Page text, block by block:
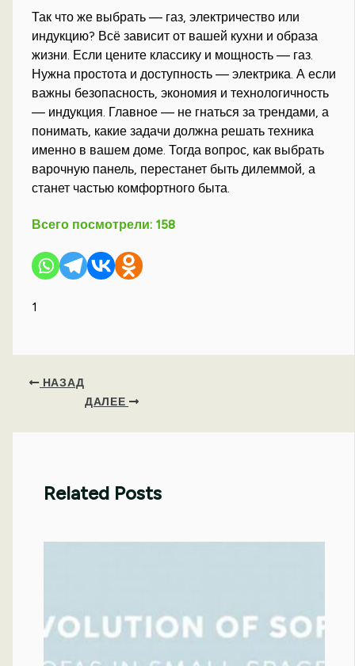
Так что же выбрать — газ, электричество или
индукцию? Всё зависит от вашей кухни и образа
жизни. Если цените классику и мощность — газ.
Нужна простота и доступность — электрика. А если
важны безопасность, экономия и технологичность
— индукция. Главное — не гнаться за трендами, а
понимать, какие задачи должна решать техника
именно в вашем доме. Тогда вопрос, как выбрать
варочную панель, перестанет быть дилеммой, а
станет частью комфортного быта.
Всего посмотрели: 158
1
НАЗАД
ДАЛЕЕ
Related Posts